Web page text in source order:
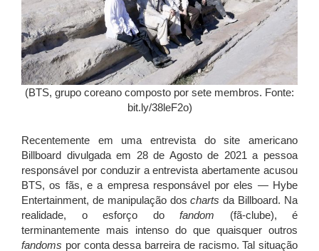
(BTS, grupo coreano composto por sete membros. Fonte:
bit.ly/38leF2o)
Recentemente em uma entrevista do site americano
Billboard divulgada em 28 de Agosto de 2021 a pessoa
responsável por conduzir a entrevista abertamente acusou
BTS, os fãs, e a empresa responsável por eles — Hybe
Entertainment, de manipulação doschartsda Billboard. Na
realidade, o esforço do fandom (fã-clube), é
terminantemente mais intenso do que quaisquer outros
fandoms por conta dessa barreira de racismo. Tal situação